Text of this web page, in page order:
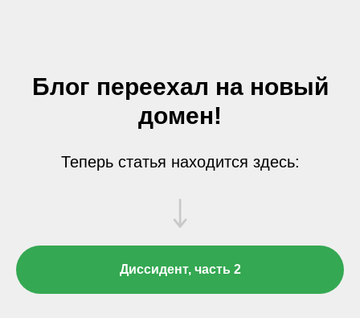
Блог переехал на новый
домен!
Теперь статья находится здесь:
Диссидент, часть 2